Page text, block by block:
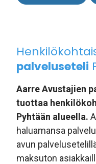
palveluseteli
Aarre Avustajien
tuottaa
Pyhtään alueella.
haluamansa
avun
maksuton